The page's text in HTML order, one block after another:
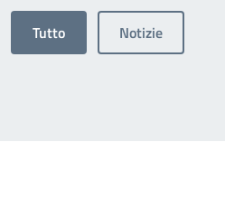
Tutto Notizie